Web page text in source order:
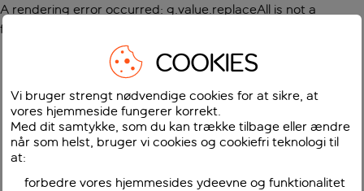
A rendering error occurred: g.value.replaceAll is not a
function
COOKIES
Vi bruger strengt nødvendige cookies for at sikre, at
vores hjemmeside fungerer korrekt.
Med dit samtykke, som du kan trække tilbage eller ændre
når som helst, bruger vi cookies og cookiefri teknologi til
at:
forbedre vores hjemmesides ydeevne og funktionalitet